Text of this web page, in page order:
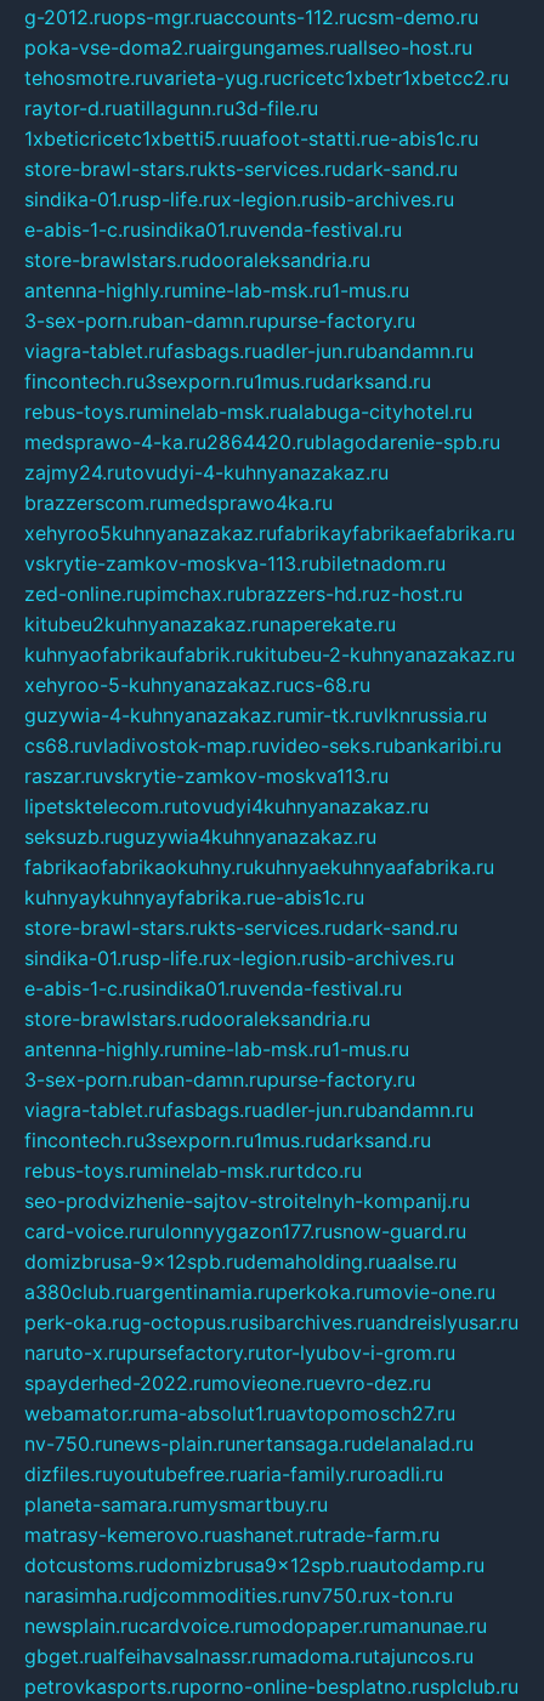
g-2012.ruops-mgr.ruaccounts-112.rucsm-demo.ru
poka-vse-doma2.ruairgungames.ruallseo-host.ru
tehosmotre.ruvarieta-yug.rucricetc1xbetr1xbetcc2.ru
raytor-d.ruatillagunn.ru3d-file.ru
1xbeticricetc1xbetti5.ruuafoot-statti.rue-abis1c.ru
store-brawl-stars.rukts-services.rudark-sand.ru
sindika-01.rusp-life.rux-legion.rusib-archives.ru
e-abis-1-c.rusindika01.ruvenda-festival.ru
store-brawlstars.rudooraleksandria.ru
antenna-highly.rumine-lab-msk.ru1-mus.ru
3-sex-porn.ruban-damn.rupurse-factory.ru
viagra-tablet.rufasbags.ruadler-jun.rubandamn.ru
fincontech.ru3sexporn.ru1mus.rudarksand.ru
rebus-toys.ruminelab-msk.rualabuga-cityhotel.ru
medsprawo-4-ka.ru2864420.rublagodarenie-spb.ru
zajmy24.rutovudyi-4-kuhnyanazakaz.ru
brazzerscom.rumedsprawo4ka.ru
xehyroo5kuhnyanazakaz.rufabrikayfabrikaefabrika.ru
vskrytie-zamkov-moskva-113.rubiletnadom.ru
zed-online.rupimchax.rubrazzers-hd.ruz-host.ru
kitubeu2kuhnyanazakaz.runaperekate.ru
kuhnyaofabrikaufabrik.rukitubeu-2-kuhnyanazakaz.ru
xehyroo-5-kuhnyanazakaz.rucs-68.ru
guzywia-4-kuhnyanazakaz.rumir-tk.ruvlknrussia.ru
cs68.ruvladivostok-map.ruvideo-seks.rubankaribi.ru
raszar.ruvskrytie-zamkov-moskva113.ru
lipetsktelecom.rutovudyi4kuhnyanazakaz.ru
seksuzb.ruguzywia4kuhnyanazakaz.ru
fabrikaofabrikaokuhny.rukuhnyaekuhnyaafabrika.ru
kuhnyaykuhnyayfabrika.rue-abis1c.ru
store-brawl-stars.rukts-services.rudark-sand.ru
sindika-01.rusp-life.rux-legion.rusib-archives.ru
e-abis-1-c.rusindika01.ruvenda-festival.ru
store-brawlstars.rudooraleksandria.ru
antenna-highly.rumine-lab-msk.ru1-mus.ru
3-sex-porn.ruban-damn.rupurse-factory.ru
viagra-tablet.rufasbags.ruadler-jun.rubandamn.ru
fincontech.ru3sexporn.ru1mus.rudarksand.ru
rebus-toys.ruminelab-msk.rurtdco.ru
seo-prodvizhenie-sajtov-stroitelnyh-kompanij.ru
card-voice.rurulonnyygazon177.rusnow-guard.ru
domizbrusa-9x12spb.rudemaholding.ruaalse.ru
a380club.ruargentinamia.ruperkoka.rumovie-one.ru
perk-oka.rug-octopus.rusibarchives.ruandreislyusar.ru
naruto-x.rupursefactory.rutor-lyubov-i-grom.ru
spayderhed-2022.rumovieone.ruevro-dez.ru
webamator.ruma-absolut1.ruavtopomosch27.ru
nv-750.runews-plain.runertansaga.rudelanalad.ru
dizfiles.ruyoutubefree.ruaria-family.ruroadli.ru
planeta-samara.rumysmartbuy.ru
matrasy-kemerovo.ruashanet.rutrade-farm.ru
dotcustoms.rudomizbrusa9x12spb.ruautodamp.ru
narasimha.rudjcommodities.runv750.rux-ton.ru
newsplain.rucardvoice.rumodopaper.rumanunae.ru
gbget.rualfeihavsalnassr.rumadoma.rutajuncos.ru
petrovkasports.ruporno-online-besplatno.rusplclub.ru